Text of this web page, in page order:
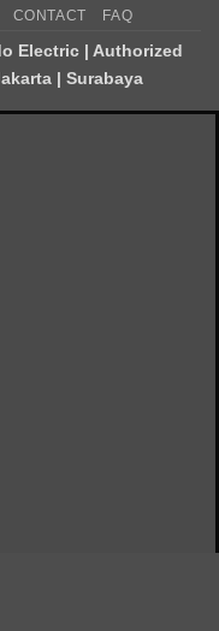
Delivery
CONTACT FAQ
Electric | Authorized
| Surabaya